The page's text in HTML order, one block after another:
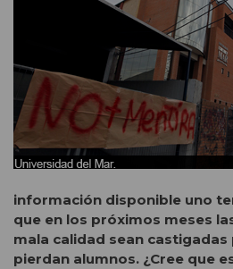
información disponible uno
que en los próximos meses
mala calidad sean
pierdan alumnos. ¿Cree que